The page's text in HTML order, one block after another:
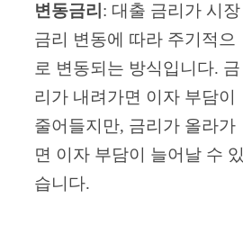
변동금리 : 대출 금리가 시장
금리 변동에 따라 주기적으
로 변동되는 방식입니다. 금
리가 내려가면 이자 부담이
줄어들지만, 금리가 올라가
면 이자 부담이 늘어날 수 있
습니다.